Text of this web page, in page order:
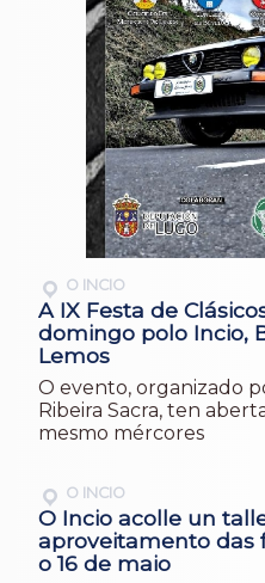
O INCIO
A IX Festa de
domingo polo Incio,
Lemos
O evento, organizado
Ribeira Sacra, ten
mesmo mércores
O INCIO
O Incio acolle un
aproveitamento das
o 16 de maio